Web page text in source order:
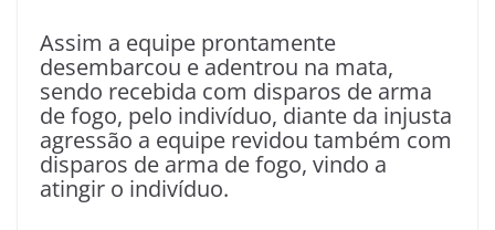
Assim a equipe prontamente
desembarcou e adentrou na mata,
sendo recebida com disparos de arma
de fogo, pelo indivíduo, diante da injusta
agressão a equipe revidou também com
disparos de arma de fogo, vindo a
atingir o indivíduo.